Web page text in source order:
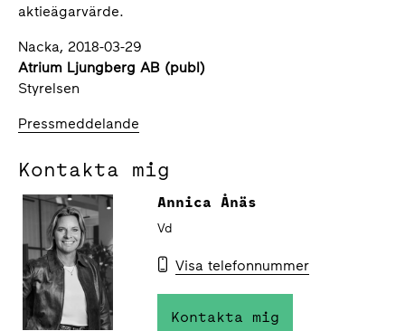
aktieägarvärde.
Nacka, 2018-03-29
Atrium Ljungberg AB (publ)
Styrelsen
Pressmeddelande
Kontakta mig
Annica Ånäs
Vd
Visa telefonnummer
Kontakta mig